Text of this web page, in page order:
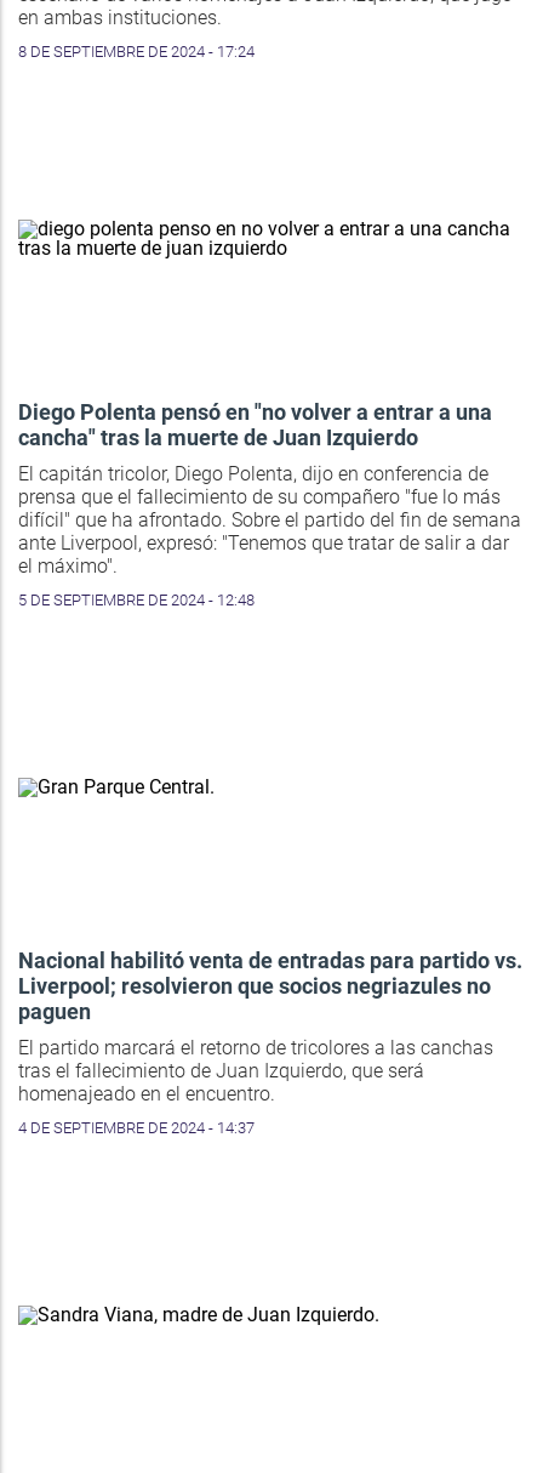
en ambas instituciones.
8 DE SEPTIEMBRE DE 2024 - 17:24
Diego Polenta pensó en "no volver a entrar a una
cancha" tras la muerte de Juan Izquierdo
El capitán tricolor, Diego Polenta, dijo en conferencia de
prensa que el fallecimiento de su compañero "fue lo más
difícil" que ha afrontado. Sobre el partido del fin de semana
ante Liverpool, expresó: "Tenemos que tratar de salir a dar
el máximo".
5 DE SEPTIEMBRE DE 2024 - 12:48
Nacional habilitó venta de entradas para partido vs.
Liverpool; resolvieron que socios negriazules no
paguen
El partido marcará el retorno de tricolores a las canchas
tras el fallecimiento de Juan Izquierdo, que será
homenajeado en el encuentro.
4 DE SEPTIEMBRE DE 2024 - 14:37